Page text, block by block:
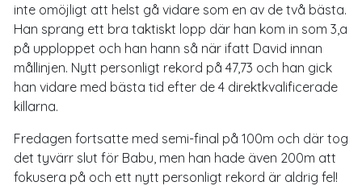
inte omöjligt att helst gå vidare som en av de två bästa.
Han sprang ett bra taktiskt lopp där han kom in som 3,a
på upploppet och han hann så när ifatt David innan
mållinjen. Nytt personligt rekord på 47,73 och han gick
han vidare med bästa tid efter de 4 direktkvalificerade
killarna.
Fredagen fortsatte med semi-final på 100m och där tog
det tyvärr slut för Babu, men han hade även 200m att
fokusera på och ett nytt personligt rekord är aldrig fel!